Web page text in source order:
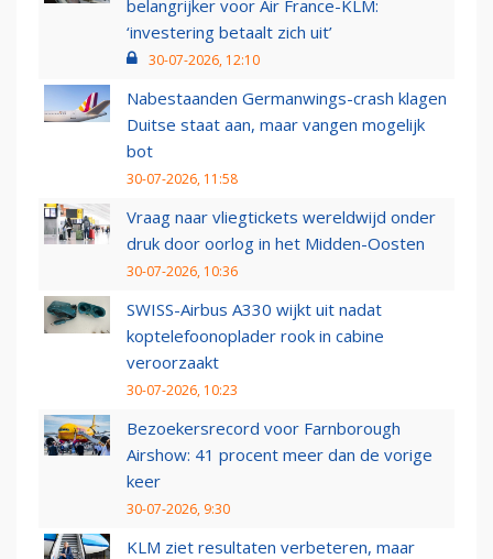
belangrijker voor Air France-KLM:
‘investering betaalt zich uit’
30-07-2026, 12:10
Nabestaanden Germanwings-crash klagen
Duitse staat aan, maar vangen mogelijk
bot
30-07-2026, 11:58
Vraag naar vliegtickets wereldwijd onder
druk door oorlog in het Midden-Oosten
30-07-2026, 10:36
SWISS-Airbus A330 wijkt uit nadat
koptelefoonoplader rook in cabine
veroorzaakt
30-07-2026, 10:23
Bezoekersrecord voor Farnborough
Airshow: 41 procent meer dan de vorige
keer
30-07-2026, 9:30
KLM ziet resultaten verbeteren, maar